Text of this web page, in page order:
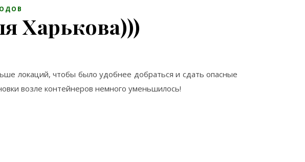
Харькова)))
локаций, чтобы было удобнее добраться и сдать опасные
возле контейнеров немного уменьшилось!